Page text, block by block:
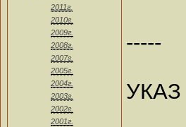
2011г.
2010г.
2009г.
2008г.
2007г.
2005г.
2004г.
2003г.
2002г.
2001г.
-----
УКАЗ